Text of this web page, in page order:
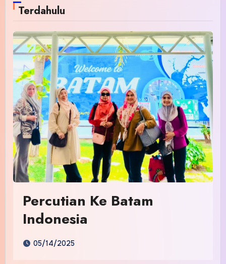
Terdahulu
Percutian Ke Batam
Indonesia
05/14/2025